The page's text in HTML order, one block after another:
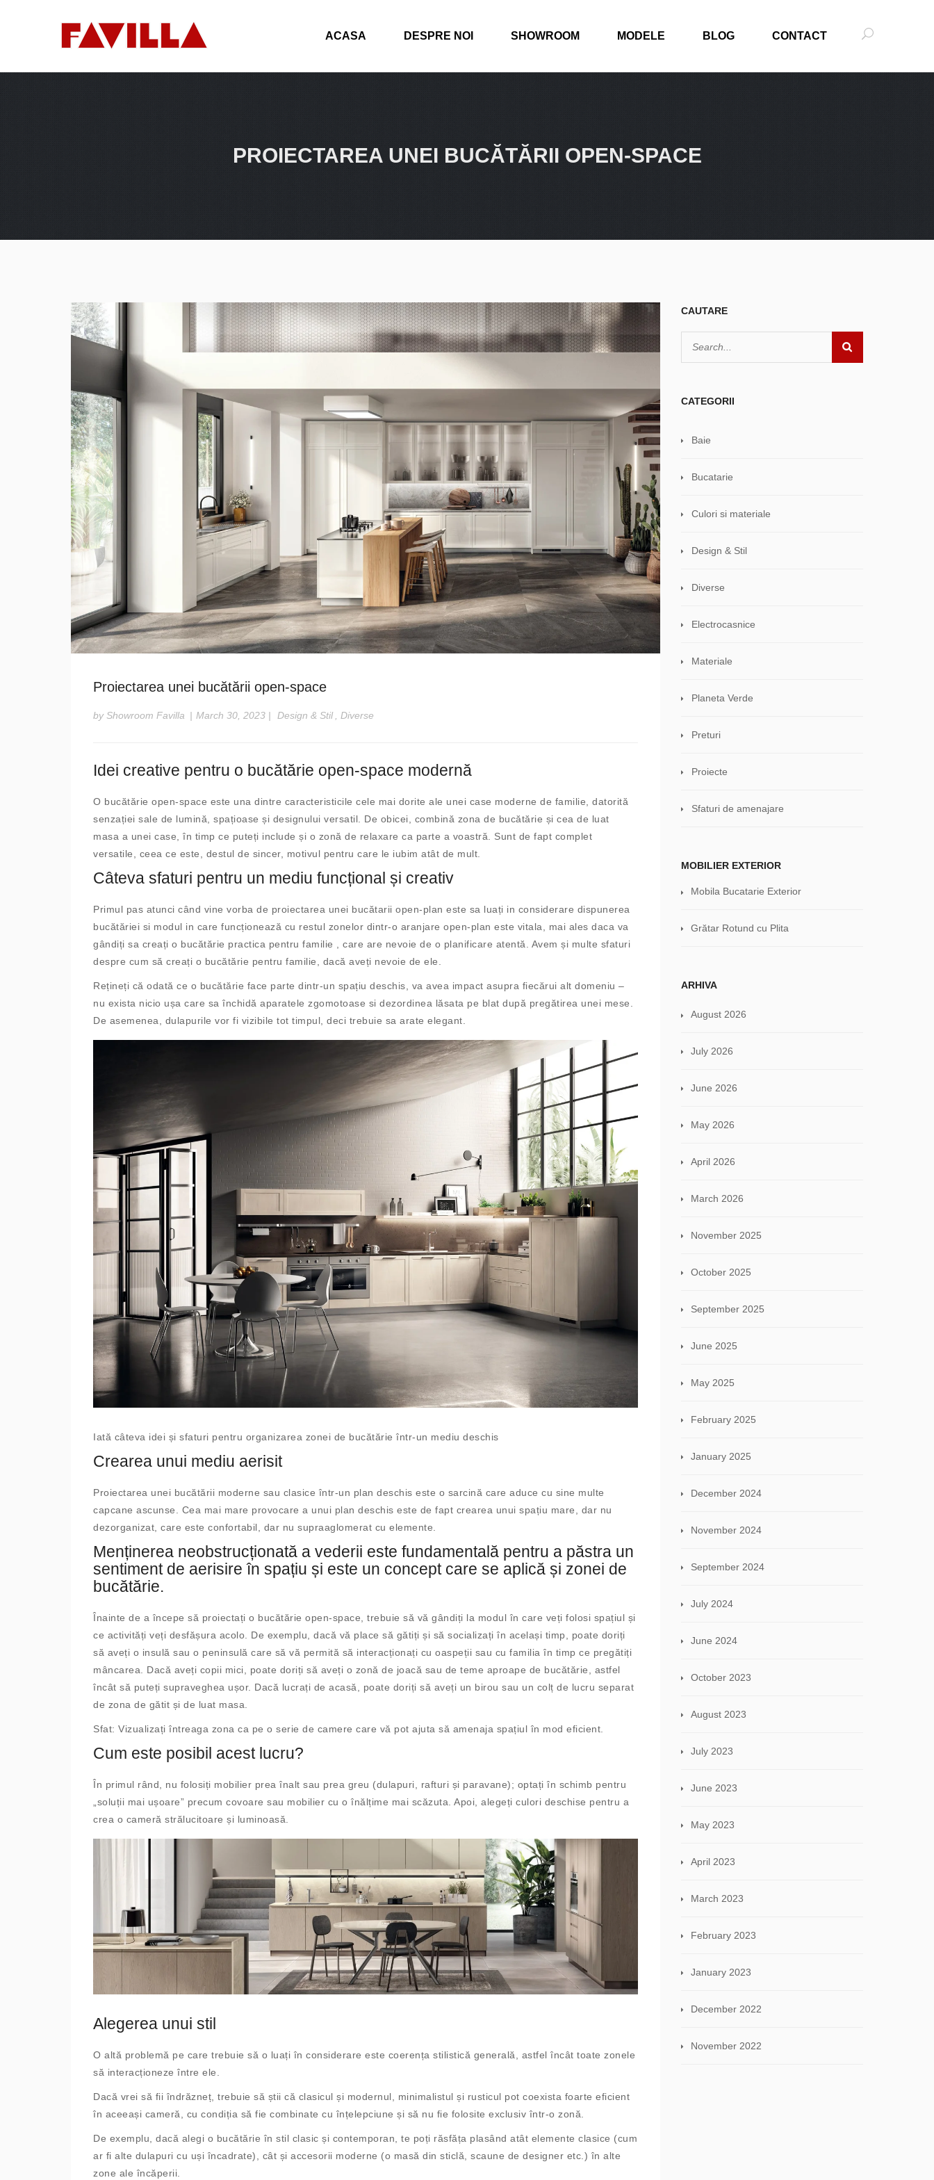
ACASA DESPRE NOI SHOWROOM MODELE BLOG CONTACT
PROIECTAREA UNEI BUCĂTĂRII OPEN-SPACE
Proiectarea unei bucătării open-space
by Showroom Favilla | March 30, 2023 | Design & Stil , Diverse
Idei creative pentru o bucătărie open-space modernă
O bucătărie open-space este una dintre caracteristicile cele mai dorite ale unei case moderne de familie, datorită
senzației sale de lumină, spațioase și designului versatil. De obicei, combină zona de bucătărie și cea de luat
masa a unei case, în timp ce puteți include și o zonă de relaxare ca parte a voastră. Sunt de fapt complet
versatile, ceea ce este, destul de sincer, motivul pentru care le iubim atât de mult.
Câteva sfaturi pentru un mediu funcțional și creativ
Primul pas atunci când vine vorba de proiectarea unei bucătarii open-plan este sa luați in considerare dispunerea
bucătăriei si modul in care funcționează cu restul zonelor dintr-o aranjare open-plan este vitala, mai ales daca va
gândiți sa creați o bucătărie practica pentru familie , care are nevoie de o planificare atentă. Avem și multe sfaturi
despre cum să creați o bucătărie pentru familie, dacă aveți nevoie de ele.
Rețineți că odată ce o bucătărie face parte dintr-un spațiu deschis, va avea impact asupra fiecărui alt domeniu –
nu exista nicio ușa care sa închidă aparatele zgomotoase si dezordinea lăsata pe blat după pregătirea unei mese.
De asemenea, dulapurile vor fi vizibile tot timpul, deci trebuie sa arate elegant.
Iată câteva idei și sfaturi pentru organizarea zonei de bucătărie într-un mediu deschis
Crearea unui mediu aerisit
Proiectarea unei bucătării moderne sau clasice într-un plan deschis este o sarcină care aduce cu sine multe
capcane ascunse. Cea mai mare provocare a unui plan deschis este de fapt crearea unui spațiu mare, dar nu
dezorganizat, care este confortabil, dar nu supraaglomerat cu elemente.
Menținerea neobstrucționată a vederii este fundamentală pentru a păstra un
sentiment de aerisire în spațiu și este un concept care se aplică și zonei de
bucătărie.
Înainte de a începe să proiectați o bucătărie open-space, trebuie să vă gândiți la modul în care veți folosi spațiul și
ce activități veți desfășura acolo. De exemplu, dacă vă place să gătiți și să socializați în același timp, poate doriți
să aveți o insulă sau o peninsulă care să vă permită să interacționați cu oaspeții sau cu familia în timp ce pregătiți
mâncarea. Dacă aveți copii mici, poate doriți să aveți o zonă de joacă sau de teme aproape de bucătărie, astfel
încât să puteți supraveghea ușor. Dacă lucrați de acasă, poate doriți să aveți un birou sau un colț de lucru separat
de zona de gătit și de luat masa.
Sfat: Vizualizați întreaga zona ca pe o serie de camere care vă pot ajuta să amenaja spațiul în mod eficient.
Cum este posibil acest lucru?
În primul rând, nu folosiți mobilier prea înalt sau prea greu (dulapuri, rafturi și paravane); optați în schimb pentru
„soluții mai ușoare” precum covoare sau mobilier cu o înălțime mai scăzuta. Apoi, alegeți culori deschise pentru a
crea o cameră strălucitoare și luminoasă.
Alegerea unui stil
O altă problemă pe care trebuie să o luați în considerare este coerența stilistică generală, astfel încât toate zonele
să interacționeze între ele.
Dacă vrei să fii îndrăzneț, trebuie să știi că clasicul și modernul, minimalistul și rusticul pot coexista foarte eficient
în aceeași cameră, cu condiția să fie combinate cu înțelepciune și să nu fie folosite exclusiv într-o zonă.
De exemplu, dacă alegi o bucătărie în stil clasic și contemporan, te poți răsfăța plasând atât elemente clasice (cum
ar fi alte dulapuri cu uși încadrate), cât și accesorii moderne (o masă din sticlă, scaune de designer etc.) în alte
zone ale încăperii.
CAUTARE
CATEGORII
Baie
Bucatarie
Culori si materiale
Design & Stil
Diverse
Electrocasnice
Materiale
Planeta Verde
Preturi
Proiecte
Sfaturi de amenajare
MOBILIER EXTERIOR
Mobila Bucatarie Exterior
Grătar Rotund cu Plita
ARHIVA
August 2026
July 2026
June 2026
May 2026
April 2026
March 2026
November 2025
October 2025
September 2025
June 2025
May 2025
February 2025
January 2025
December 2024
November 2024
September 2024
July 2024
June 2024
October 2023
August 2023
July 2023
June 2023
May 2023
April 2023
March 2023
February 2023
January 2023
December 2022
November 2022